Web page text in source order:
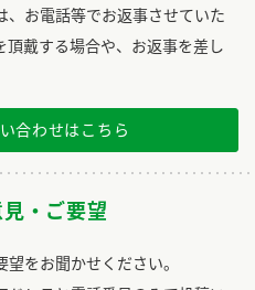
、お電話等でお返事させていた
頂戴する場合や、お返事を差し
合わせはこちら
・ご要望
をお聞かせください。